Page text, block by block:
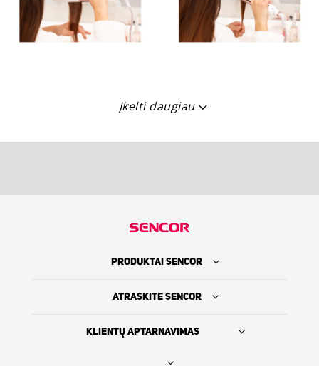
Įkelti daugiau
PRODUKTAI SENCOR
ATRASKITE SENCOR
KLIENTŲ APTARNAVIMAS